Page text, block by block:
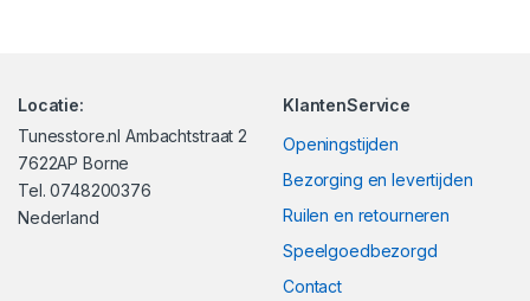
Locatie:
Tunesstore.nl Ambachtstraat 2
7622AP Borne
Tel. 0748200376
Nederland
KlantenService
Openingstijden
Bezorging en levertijden
Ruilen en retourneren
Speelgoedbezorgd
Contact